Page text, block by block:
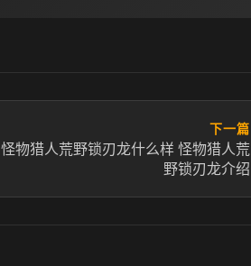
下一篇
怪物猎人荒野锁刃龙什么样 怪物猎人荒
野锁刃龙介绍